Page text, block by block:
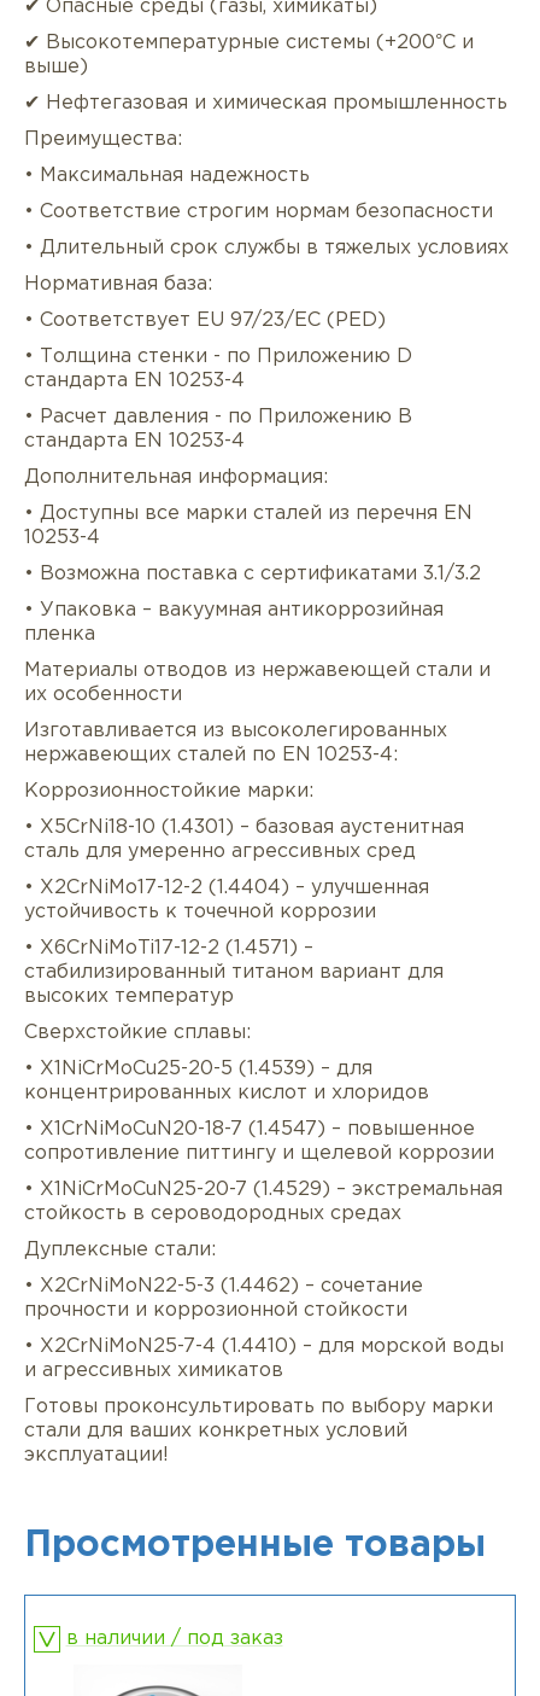
✔ Опасные среды (газы, химикаты)
✔ Высокотемпературные системы (+200°C и
выше)
✔ Нефтегазовая и химическая промышленность
Преимущества:
• Максимальная надежность
• Соответствие строгим нормам безопасности
• Длительный срок службы в тяжелых условиях
Нормативная база:
• Соответствует EU 97/23/EC (PED)
• Толщина стенки - по Приложению D
стандарта EN 10253-4
• Расчет давления - по Приложению B
стандарта EN 10253-4
Дополнительная информация:
• Доступны все марки сталей из перечня EN
10253-4
• Возможна поставка с сертификатами 3.1/3.2
• Упаковка – вакуумная антикоррозийная
пленка
Материалы отводов из нержавеющей стали и
их особенности
Изготавливается из высоколегированных
нержавеющих сталей по EN 10253-4:
Коррозионностойкие марки:
• X5CrNi18-10 (1.4301) – базовая аустенитная
сталь для умеренно агрессивных сред
• X2CrNiMo17-12-2 (1.4404) – улучшенная
устойчивость к точечной коррозии
• X6CrNiMoTi17-12-2 (1.4571) –
стабилизированный титаном вариант для
высоких температур
Сверхстойкие сплавы:
• X1NiCrMoCu25-20-5 (1.4539) – для
концентрированных кислот и хлоридов
• X1CrNiMoCuN20-18-7 (1.4547) – повышенное
сопротивление питтингу и щелевой коррозии
• X1NiCrMoCuN25-20-7 (1.4529) – экстремальная
стойкость в сероводородных средах
Дуплексные стали:
• X2CrNiMoN22-5-3 (1.4462) – сочетание
прочности и коррозионной стойкости
• X2CrNiMoN25-7-4 (1.4410) – для морской воды
и агрессивных химикатов
Готовы проконсультировать по выбору марки
стали для ваших конкретных условий
эксплуатации!
Просмотренные товары
в наличии / под заказ